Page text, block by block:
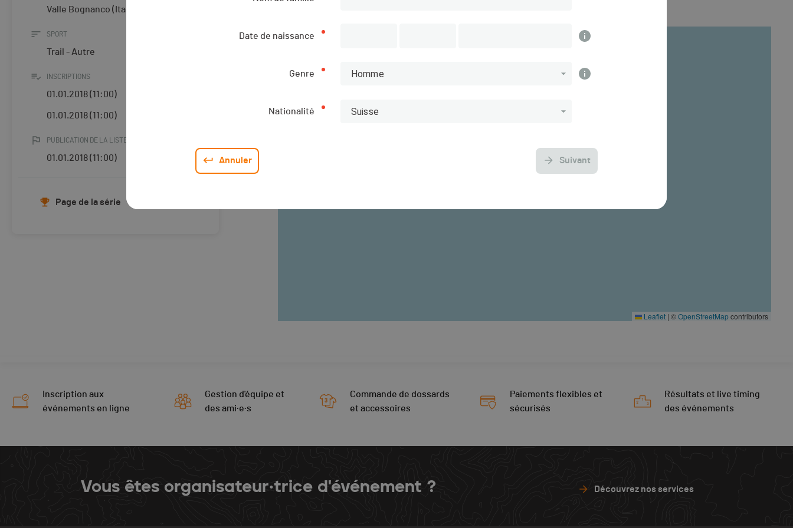
Date de naissance
Genre Homme
Nationalité Suisse
Annuler Suivant
Valle Bognanco (Italy)
SPORT
Trail - Autre
INSCRIPTIONS
01.01.2018 (11:00)
01.01.2018 (11:00)
PUBLICATION DE LA LISTE DES ENGAGÉ·E·S
01.01.2018 (11:00)
Page de la série
+
Leaflet | ©OpenStreetMapcontributors
Inscription aux
événements en ligne
Gestion d'équipe et
des ami·e·s
Commande de dossards
et accessoires
Paiements flexibles et
sécurisés
Résultats et live timing
des événements
Vous êtes organisateur·trice d'événement ? Découvrez nos services